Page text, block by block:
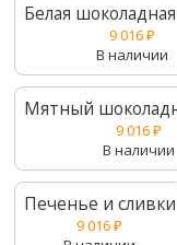
Белая
9 016₽
В наличии
Мятный
9 016₽
В наличии
Печенье и сливки
9 016₽